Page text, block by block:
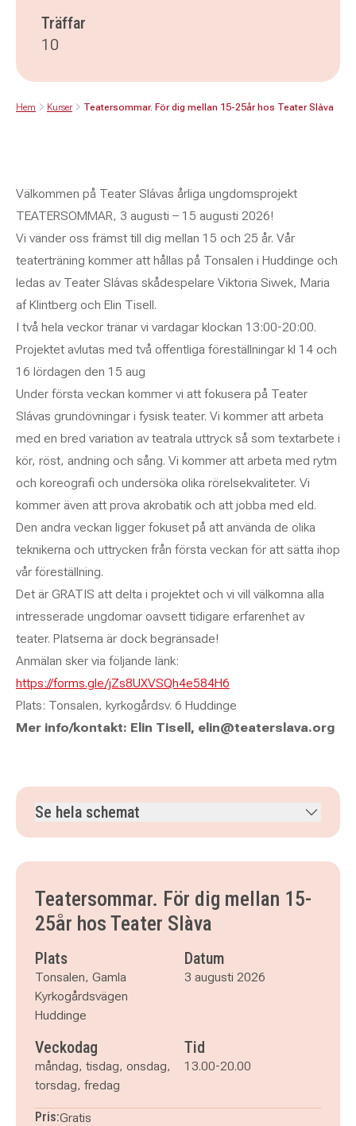
Träffar
10
Hem Kurser Teatersommar. För dig mellan 15-25år hos Teater Slàva
Välkommen på Teater Slávas årliga ungdomsprojekt
TEATERSOMMAR, 3 augusti – 15 augusti 2026!
Vi vänder oss främst till dig mellan 15 och 25 år. Vår
teaterträning kommer att hållas på Tonsalen i Huddinge och
ledas av Teater Slávas skådespelare Viktoria Siwek, Maria
af Klintberg och Elin Tisell.
I två hela veckor tränar vi vardagar klockan 13:00-20:00.
Projektet avlutas med två offentliga föreställningar kl 14 och
16 lördagen den 15 aug
Under första veckan kommer vi att fokusera på Teater
Slávas grundövningar i fysisk teater. Vi kommer att arbeta
med en bred variation av teatrala uttryck så som textarbete i
kör, röst, andning och sång. Vi kommer att arbeta med rytm
och koreografi och undersöka olika rörelsekvaliteter. Vi
kommer även att prova akrobatik och att jobba med eld.
Den andra veckan ligger fokuset på att använda de olika
teknikerna och uttrycken från första veckan för att sätta ihop
vår föreställning.
Det är GRATIS att delta i projektet och vi vill välkomna alla
intresserade ungdomar oavsett tidigare erfarenhet av
teater. Platserna är dock begränsade!
Anmälan sker via följande länk:
https://forms.gle/jZs8UXVSQh4e584H6
Plats: Tonsalen, kyrkogårdsv. 6 Huddinge
Mer info/kontakt: Elin Tisell, elin@teaterslava.org
Se hela schemat
onsdag 5 augusti 2026klockan 13.00–20.00
torsdag 6 augusti 2026 klockan 13.00–20.00
fredag 7 augusti 2026 klockan 13.00–20.00
tisdag 11 augusti 2026
klockan 13.00–20.00
onsdag 12 augusti 2026
klockan 13.00–20.00
torsdag 13 augusti 2026
fredag 14 augusti 2026
Teatersommar. För dig mellan 15-
25år hos Teater Slàva
Plats
Tonsalen, Gamla
Kyrkogårdsvägen
Huddinge
Datum
3 augusti 2026
Veckodag
måndag, tisdag, onsdag,
torsdag, fredag
Tid
13.00-20.00
Pris:Gratis